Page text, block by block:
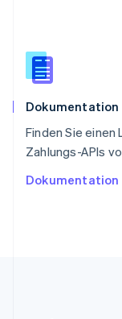
Dokumentation
Finden Sie
Zahlungs-APIs
Dokumentation
English
Spanien
Thailand
English
English